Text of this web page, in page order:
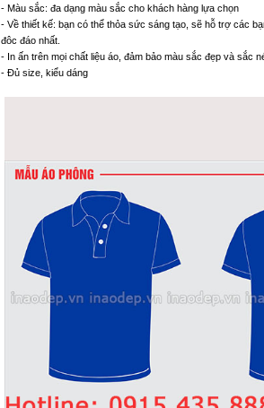
- Màu sắc: đa dạng màu sắc cho khách hàng lựa chọn
- Về thiết kế: bạn có thể thỏa sức sáng tạo, sẽ hỗ trợ các
đôc đáo nhất.
- In ấn trên mọi chất liệu áo, đảm bảo màu sắc đẹp và sắc
- Đủ size, kiểu dáng